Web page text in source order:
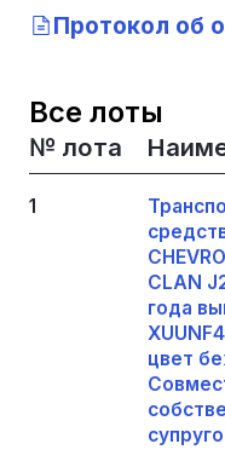
Протокол об
Все лоты
№ лота
1
CLAN
года
цвет